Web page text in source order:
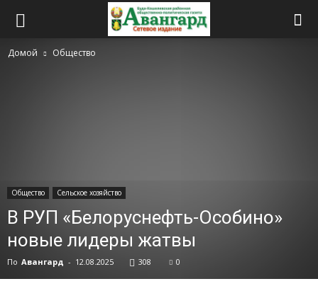
Домой Общество
Общество Сельское хозяйство
В РУП «Белоруснефть-Особино»
новые лидеры жатвы
По Авангард - 12.08.2025 308 0